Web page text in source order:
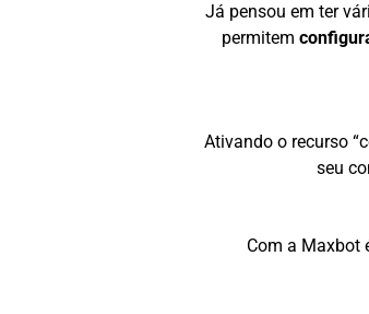
Já pensou em ter
permitem
Ativando o recurso
seu
Com a Maxbot